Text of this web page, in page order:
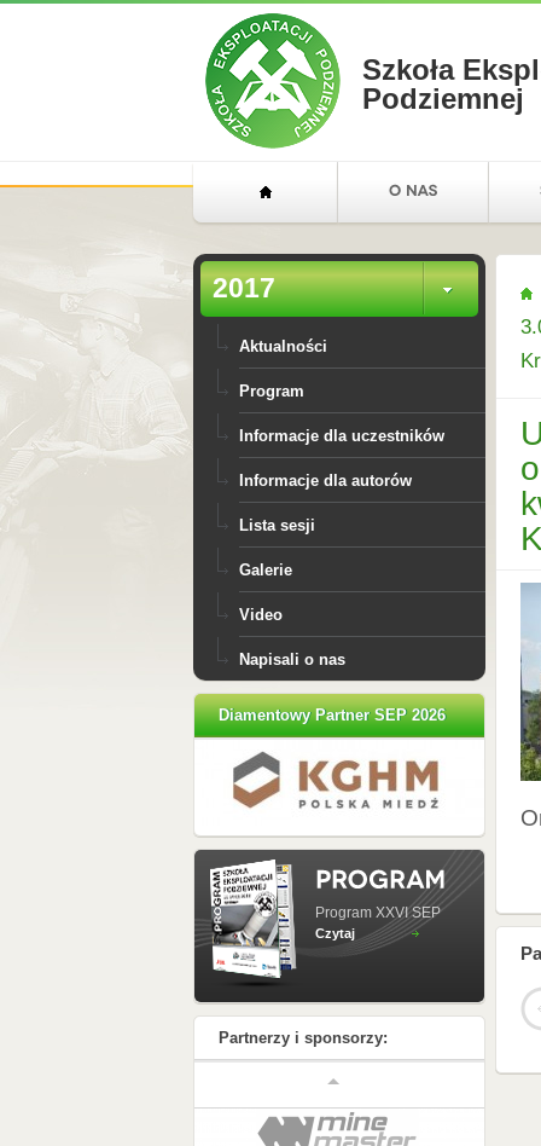
Szkoła
Podziemnej
2017
Aktualności
Program
Informacje dla uczestników
Informacje dla autorów
Lista sesji
Galerie
Video
Napisali o nas
Diamentowy Partner SEP 2026
Program XXVI SEP
Czytaj
Partnerzy i sponsorzy: